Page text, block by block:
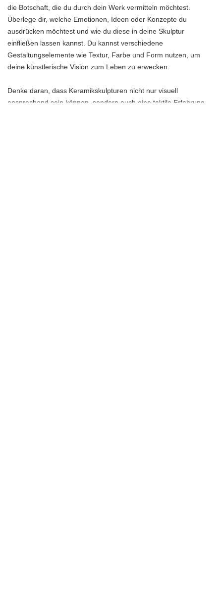
die Botschaft, die du durch dein Werk vermitteln möchtest.
Überlege dir, welche Emotionen, Ideen oder Konzepte du
ausdrücken möchtest und wie du diese in deine Skulptur
einfließen lassen kannst. Du kannst verschiedene
Gestaltungselemente wie Textur, Farbe und Form nutzen, um
deine künstlerische Vision zum Leben zu erwecken.
Denke daran, dass Keramikskulpturen nicht nur visuell
ansprechend sein können, sondern auch eine taktile Erfahrung